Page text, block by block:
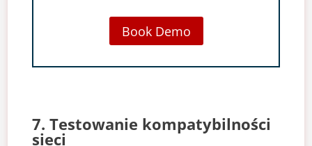
Book Demo
7. Testowanie kompatybilności
sieci